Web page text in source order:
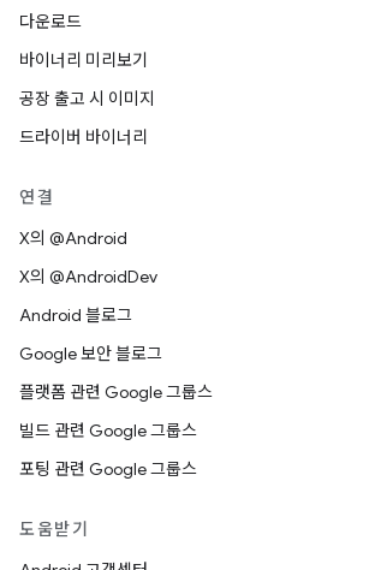
다운로드
바이너리 미리보기
공장 출고 시 이미지
드라이버 바이너리
연결
X의 @Android
X의 @AndroidDev
Android 블로그
Google 보안 블로그
플랫폼 관련 Google 그룹스
빌드 관련 Google 그룹스
포팅 관련 Google 그룹스
도움받기